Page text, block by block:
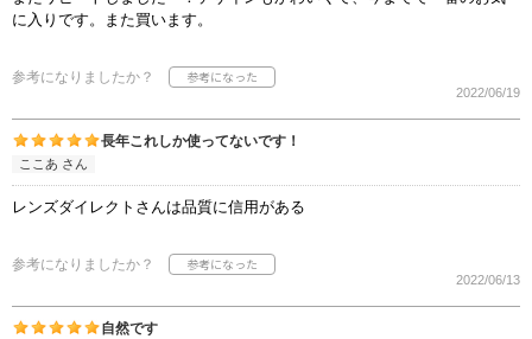
に入りです。また買います。
参考になりましたか？
2022/06/19
長年これしか使ってないです！
ここあ さん
レンズダイレクトさんは品質に信用がある
参考になりましたか？
2022/06/13
自然です